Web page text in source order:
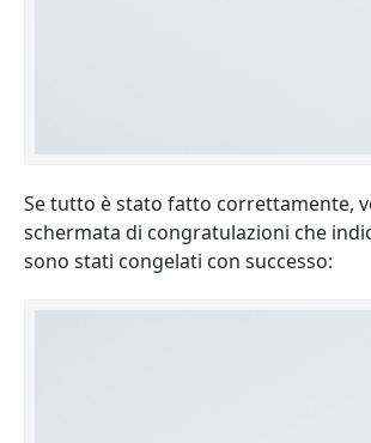
Se tutto è stato fatto correttamente,
schermata di congratulazioni che
sono stati congelati con successo: